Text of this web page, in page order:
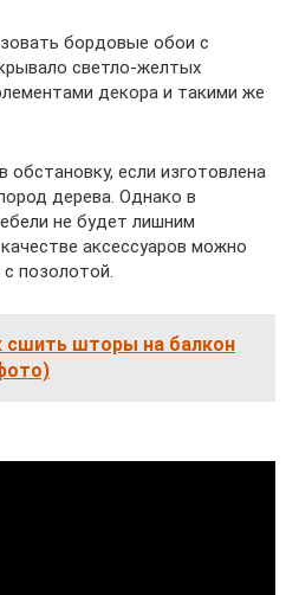
бордовые обои с
светло-желтых
декора и такими же
если изготовлена
дерева. Однако в
не будет лишним
аксессуаров можно
позолотой.
сшить шторы на балкон